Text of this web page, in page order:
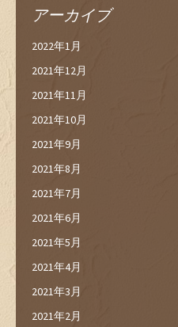
アーカイブ
2022年1月
2021年12月
2021年11月
2021年10月
2021年9月
2021年8月
2021年7月
2021年6月
2021年5月
2021年4月
2021年3月
2021年2月